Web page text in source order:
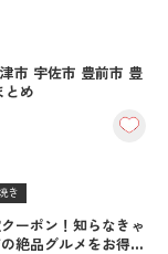
市 宇佐市 豊前市 豊
とめ
き
ーポン！知らなきゃ
絶品グルメをお得に